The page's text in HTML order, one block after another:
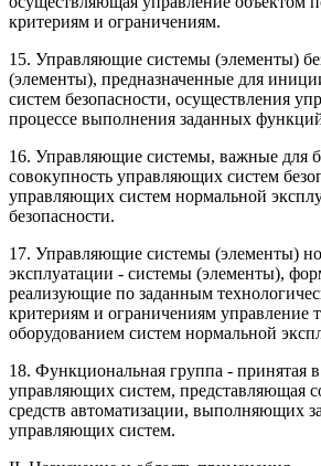
критериям и ограничениям.
15. Управляющие системы (элементы)
(элементы), предназначенные для
систем безопасности, осуществления
процессе выполнения заданных
16. Управляющие системы, важные для
совокупность управляющих систем
управляющих систем нормальной
безопасности.
17. Управляющие системы (элементы)
эксплуатации - системы (элементы),
реализующие по заданным
критериям и ограничениям управление
оборудованием систем нормальной
18. Функциональная группа - принятая в
управляющих систем, представляющая
средств автоматизации, выполняющих
управляющих систем.